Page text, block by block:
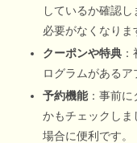
しているか確認
必要がなくなりま
クーポンや特典：
ログラムがあるア
予約機能：事前に
かもチェックしま
場合に便利です。